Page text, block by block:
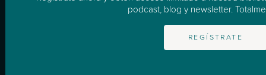
podcast, blog y newsletter.
REGÍSTRATE